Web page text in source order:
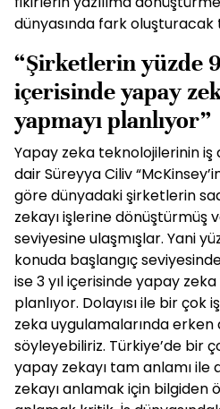
dünyasında fark oluşturacak
“Şirketlerin yüzde
içerisinde yapay
yapmayı planlıyor”
Yapay zeka teknolojilerinin iş
dair Süreyya Ciliv
göre dünyadaki şirketlerin
zekayı işlerine dönüştürmüş
seviyesine ulaşmışlar. Yani
konuda başlangıç
ise 3 yıl içerisinde yapay zeka
planlıyor. Dolayısı ile bir
zeka uygulamalarında erken
söyleyebiliriz. Türkiye’de bir
yapay zekayı tam anlamı ile
zekayı anlamak için bilgiden